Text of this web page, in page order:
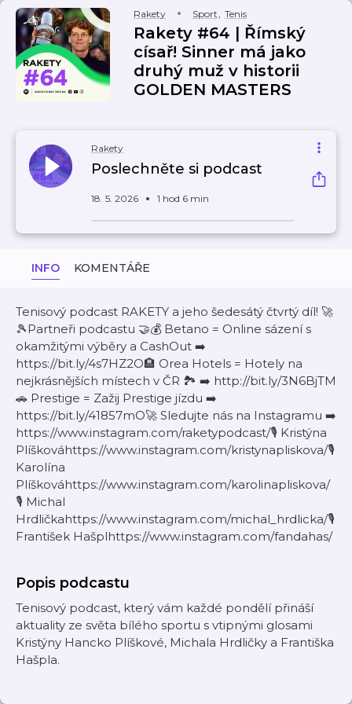
Rakety Sport, Tenis
Rakety #64 | Římský
císař! Sinner má jako
druhý muž v historii
GOLDEN MASTERS
Rakety
Poslechněte si podcast
18. 5. 2026 1 hod 6 min
INFO KOMENTÁŘE
Tenisový podcast RAKETY a jeho šedesátý čtvrtý díl! 🚀
🎾Partneři podcastu 🤝💰 Betano = Online sázení s
okamžitými výběry a CashOut ➡️
https://bit.ly/4s7HZ2O🏨 Orea Hotels = Hotely na
nejkrásnějších místech v ČR 🏞️ ➡️ http://bit.ly/3N6BjTM
🚗 Prestige = Zažij Prestige jízdu ➡️
https://bit.ly/41857mO🚀 Sledujte nás na Instagramu ➡️
https://www.instagram.com/raketypodcast/🎙 Kristýna
Plíškováhttps://www.instagram.com/kristynapliskova/🎙
Karolína
Plíškováhttps://www.instagram.com/karolinapliskova/
🎙 Michal
Hrdličkahttps://www.instagram.com/michal_hrdlicka/🎙
František Hašplhttps://www.instagram.com/fandahas/
Popis podcastu
Tenisový podcast, který vám každé pondělí přináší
aktuality ze světa bílého sportu s vtipnými glosami
Kristýny Hancko Plíškové, Michala Hrdličky a Františka
Hašpla.